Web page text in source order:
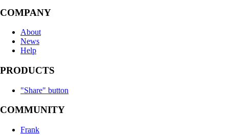
COMPANY
About
News
Help
PRODUCTS
"Share" button
COMMUNITY
Frank